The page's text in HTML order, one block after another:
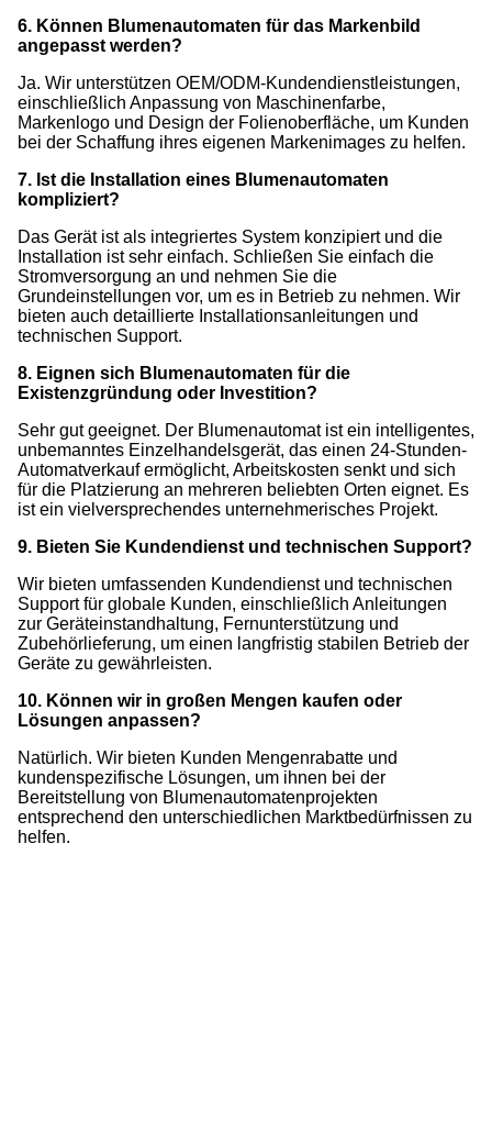
6. Können Blumenautomaten für das Markenbild
angepasst werden?
Ja. Wir unterstützen OEM/ODM-Kundendienstleistungen,
einschließlich Anpassung von Maschinenfarbe,
Markenlogo und Design der Folienoberfläche, um Kunden
bei der Schaffung ihres eigenen Markenimages zu helfen.
7. Ist die Installation eines Blumenautomaten
kompliziert?
Das Gerät ist als integriertes System konzipiert und die
Installation ist sehr einfach. Schließen Sie einfach die
Stromversorgung an und nehmen Sie die
Grundeinstellungen vor, um es in Betrieb zu nehmen. Wir
bieten auch detaillierte Installationsanleitungen und
technischen Support.
8. Eignen sich Blumenautomaten für die
Existenzgründung oder Investition?
Sehr gut geeignet. Der Blumenautomat ist ein intelligentes,
unbemanntes Einzelhandelsgerät, das einen 24-Stunden-
Automatverkauf ermöglicht, Arbeitskosten senkt und sich
für die Platzierung an mehreren beliebten Orten eignet. Es
ist ein vielversprechendes unternehmerisches Projekt.
9. Bieten Sie Kundendienst und technischen Support?
Wir bieten umfassenden Kundendienst und technischen
Support für globale Kunden, einschließlich Anleitungen
zur Geräteinstandhaltung, Fernunterstützung und
Zubehörlieferung, um einen langfristig stabilen Betrieb der
Geräte zu gewährleisten.
10. Können wir in großen Mengen kaufen oder
Lösungen anpassen?
Natürlich. Wir bieten Kunden Mengenrabatte und
kundenspezifische Lösungen, um ihnen bei der
Bereitstellung von Blumenautomatenprojekten
entsprechend den unterschiedlichen Marktbedürfnissen zu
helfen.